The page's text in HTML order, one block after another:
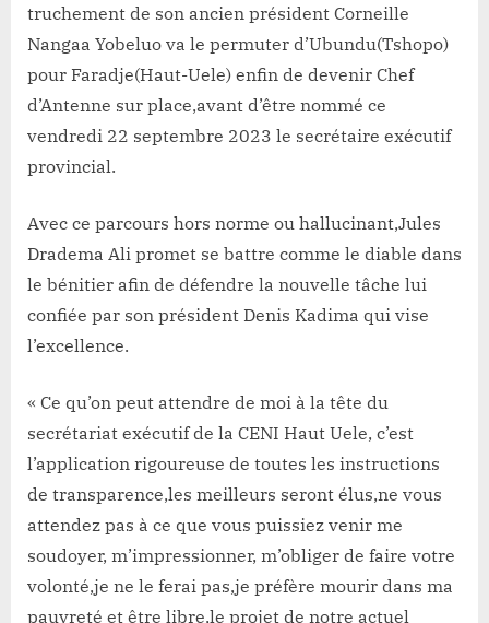
truchement de son ancien président Corneille
Nangaa Yobeluo va le permuter d’Ubundu(Tshopo)
pour Faradje(Haut-Uele) enfin de devenir Chef
d’Antenne sur place,avant d’être nommé ce
vendredi 22 septembre 2023 le secrétaire exécutif
provincial.
Avec ce parcours hors norme ou hallucinant,Jules
Dradema Ali promet se battre comme le diable dans
le bénitier afin de défendre la nouvelle tâche lui
confiée par son président Denis Kadima qui vise
l’excellence.
« Ce qu’on peut attendre de moi à la tête du
secrétariat exécutif de la CENI Haut Uele, c’est
l’application rigoureuse de toutes les instructions
de transparence,les meilleurs seront élus,ne vous
attendez pas à ce que vous puissiez venir me
soudoyer, m’impressionner, m’obliger de faire votre
volonté,je ne le ferai pas,je préfère mourir dans ma
pauvreté et être libre,le projet de notre actuel